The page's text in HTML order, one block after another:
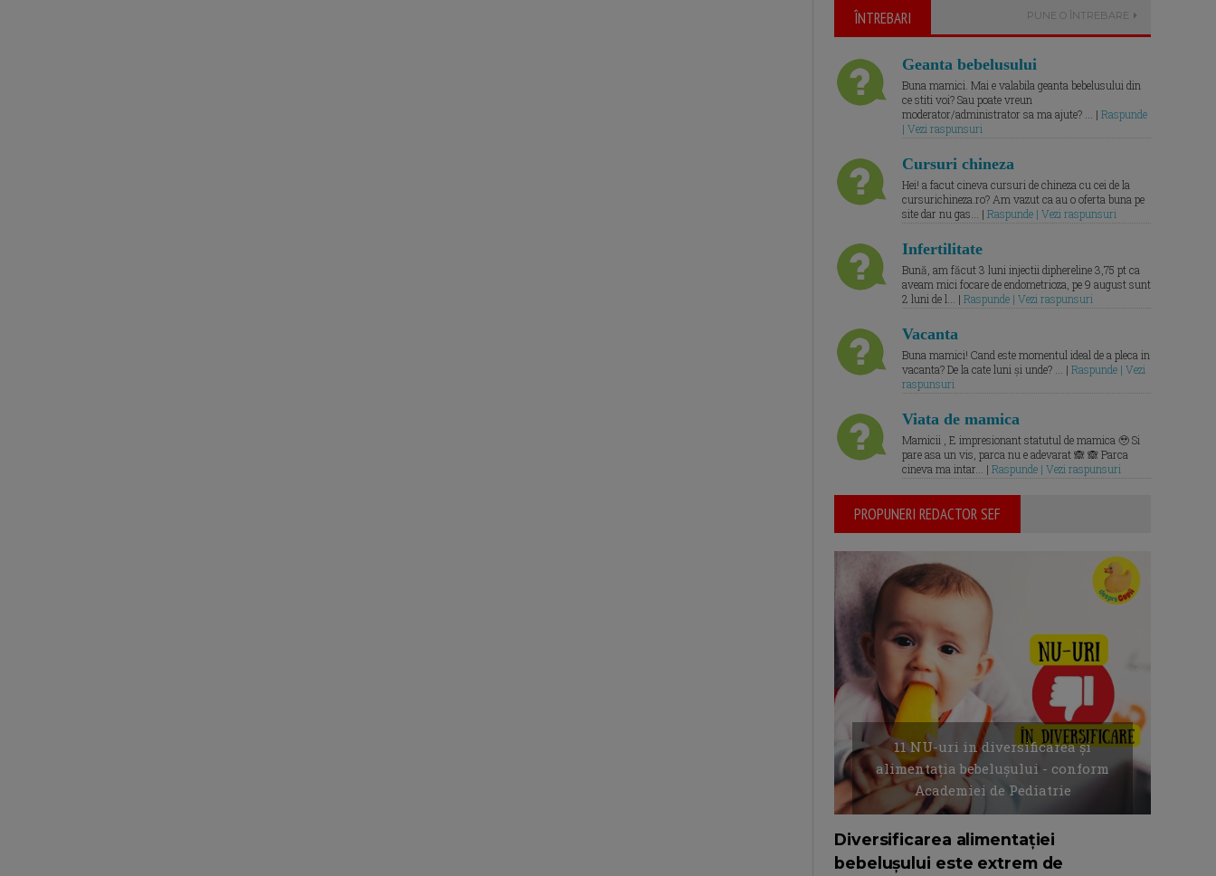
ÎNTREBARI PUNE O ÎNTREBARE
Geanta bebelusului
Buna mamici. Mai e valabila geanta bebelusului din
ce stiti voi? Sau poate vreun
moderator/administrator sa ma ajute? ... | Raspunde
| Vezi raspunsuri
Cursuri chineza
Hei! a facut cineva cursuri de chineza cu cei de la
cursurichineza.ro? Am vazut ca au o oferta buna pe
site dar nu gas... | Raspunde | Vezi raspunsuri
Infertilitate
Bună, am făcut 3 luni injectii diphereline 3,75 pt ca
aveam mici focare de endometrioza, pe 9 august sunt
2 luni de l... | Raspunde | Vezi raspunsuri
Vacanta
Buna mamici! Cand este momentul ideal de a pleca in
vacanta? De la cate luni și unde? ... | Raspunde | Vezi
raspunsuri
Viata de mamica
Mamicii , E impresionant statutul de mamica 🥹 Si
pare asa un vis, parca nu e adevarat 🙈 🙈 Parca
cineva ma intar... | Raspunde | Vezi raspunsuri
PROPUNERI REDACTOR SEF
11 NU-uri in diversificarea și
alimentația bebelușului - conform
Academiei de Pediatrie
Diversificarea alimentației
bebelușului este extrem de